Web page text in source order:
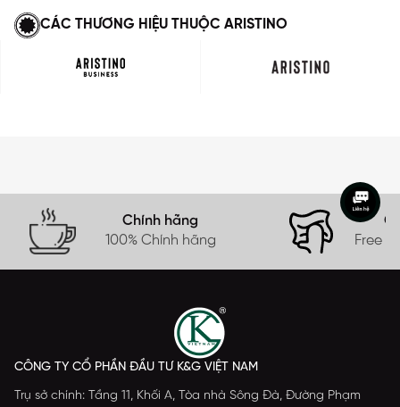
CÁC THƯƠNG HIỆU THUỘC ARISTINO
Chính hãng
100% Chính hãng
Free
CÔNG TY CỔ PHẦN ĐẦU TƯ K&G VIỆT NAM
Trụ sở chính: Tầng 11, Khối A, Tòa nhà Sông Đà, Đường Phạm